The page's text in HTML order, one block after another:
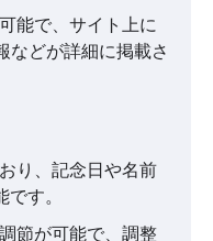
能で、サイト上に
などが詳細に掲載さ
り、記念日や名前
す。
節が可能で、調整